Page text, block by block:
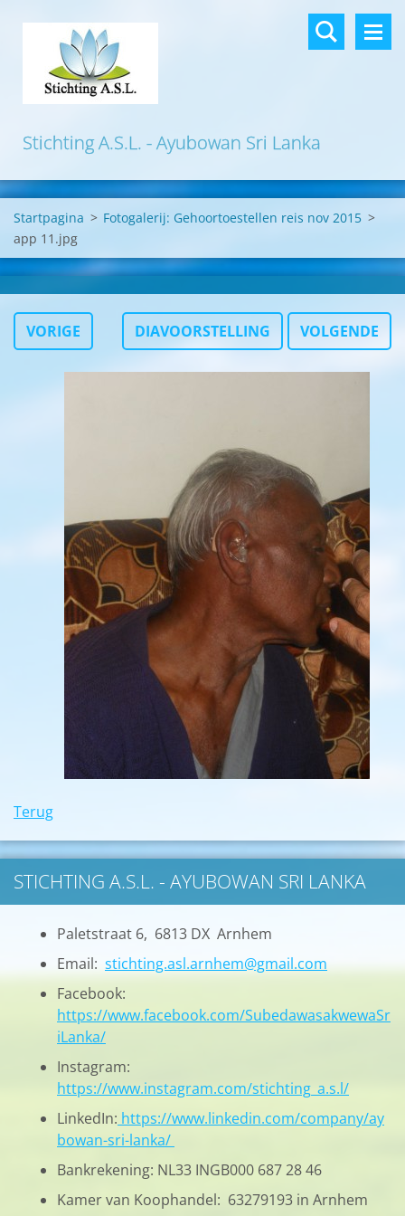
Stichting A.S.L. - Ayubowan Sri Lanka
Startpagina > Fotogalerij: Gehoortoestellen reis nov 2015 >
app 11.jpg
VORIGE DIAVOORSTELLING VOLGENDE
Terug
STICHTING A.S.L. - AYUBOWAN SRI LANKA
Paletstraat 6, 6813 DX Arnhem
Email: stichting.asl.arnhem@gmail.com
Facebook:
https://www.facebook.com/SubedawasakwewaSr
iLanka/
Instagram:
https://www.instagram.com/stichting_a.s.l/
LinkedIn: https://www.linkedin.com/company/ay
bowan-sri-lanka/
Bankrekening: NL33 INGB000 687 28 46
Kamer van Koophandel: 63279193 in Arnhem